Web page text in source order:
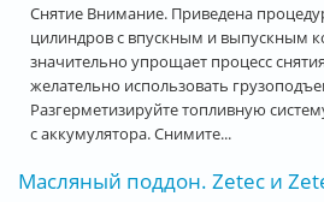
Снятие Внимание. Приведена
цилиндров с впускным и выпускным
значительно упрощает процесс
желательно использовать
Разгерметизируйте топливную
с аккумулятора. Снимите...
Масляный поддон. Zetec и